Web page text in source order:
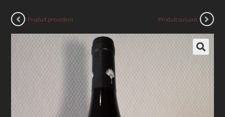
Produit précédent Produit suivant